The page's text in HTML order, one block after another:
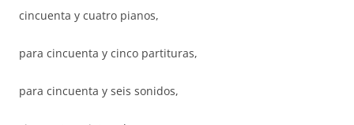
cincuenta y cuatro pianos,
para cincuenta y cinco partituras,
para cincuenta y seis sonidos,